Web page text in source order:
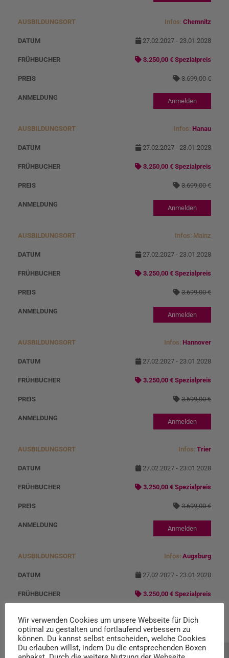
Infos: Chemnitz
27.02.2027 - 23.01.2028
3.250,00 € Spezialpreis
3.699,00 €
Anmelden
Infos: Hanau
27.02.2027 - 23.01.2028
3.250,00 € Spezialpreis
3.699,00 €
Anmelden
Infos: Mainz
27.02.2027 - 23.01.2028
3.250,00 € Spezialpreis
3.699,00 €
Anmelden
Infos: Hannover
27.02.2027 - 23.01.2028
3.250,00 € Spezialpreis
3.699,00 €
Anmelden
Infos: Trier
27.02.2027 - 23.01.2028
3.250,00 € Spezialpreis
3.699,00 €
Anmelden
Infos: Augsburg
27.02.2027 - 23.01.2028
3.250,00 € Spezialpreis
Anmelden
Wir verwenden Cookies um unsere Webseite für Dich
optimal zu gestalten und fortlaufend verbessern zu
können. Du kannst selbst entscheiden, welche Cookies
Du erlauben willst, indem Du die entsprechenden Boxen